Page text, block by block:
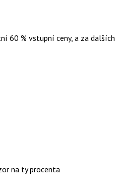
60 % vstupní ceny, a za dalších
na ty procenta